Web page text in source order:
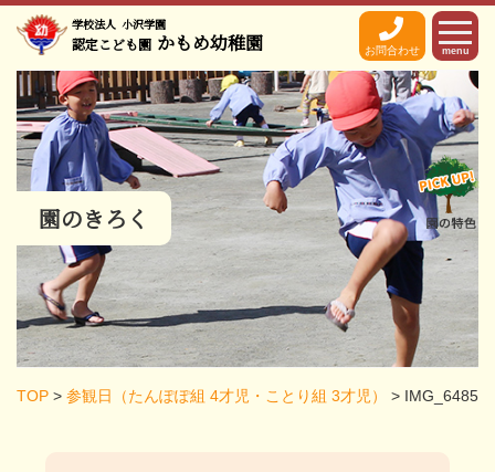
学校法人 小沢学園
認定こども園 かもめ幼稚園 お問合わせ menu
園のきろく
TOP > 参観日（たんぽぽ組 4才児・ことり組 3才児） > IMG_6485